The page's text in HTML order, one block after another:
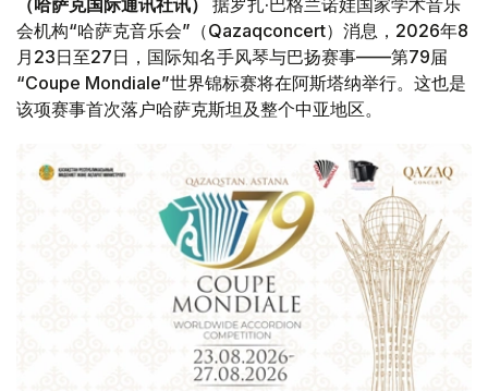
会机构“哈萨克音乐会”（Qazaqconcert）消息，2026年8
月23日至27日，国际知名手风琴与巴扬赛事——第79届
“Coupe Mondiale”世界锦标赛将在阿斯塔纳举行。这也是
该项赛事首次落户哈萨克斯坦及整个中亚地区。